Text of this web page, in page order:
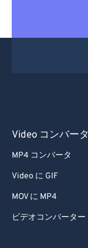
Video コンバータ
MP4 コンバータ
Video に GIF
MOV に MP4
ビデオコンバーター